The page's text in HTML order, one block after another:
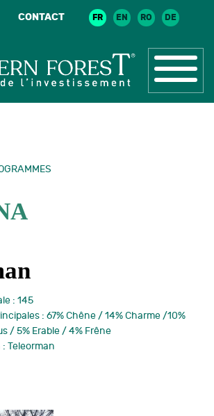
CONTACT FR EN RO DE
: 145
: 67% Chêne / 14% Charme /10%
/ 5% Erable / 4% Frêne
Teleorman